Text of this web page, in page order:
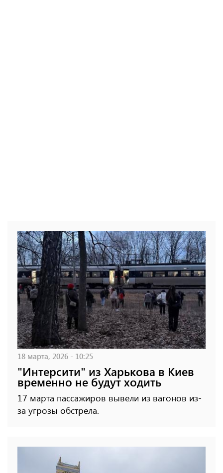
18 марта, 2026 - 10:25
"Интерсити" из Харькова в Киев
временно не будут ходить
17 марта пассажиров вывели из вагонов из-
за угрозы обстрела.